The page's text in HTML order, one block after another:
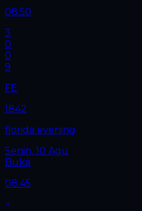
08.50
3
0
0
9
FE
1842
florida evening
Senin, 10 Agu
Buka
08.45